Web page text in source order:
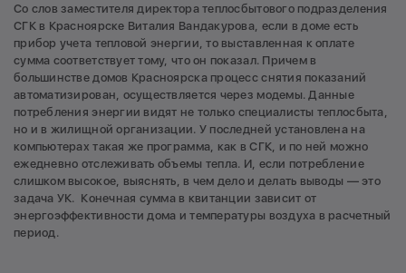
Со слов заместителя директора теплосбытового подразделения
СГК в Красноярске Виталия Вандакурова, если в доме есть
прибор учета тепловой энергии, то выставленная к оплате
сумма соответствует тому, что он показал. Причем в
большинстве домов Красноярска процесс снятия показаний
автоматизирован, осуществляется через модемы. Данные
потребления энергии видят не только специалисты теплосбыта,
но и в жилищной организации. У последней установлена на
компьютерах такая же программа, как в СГК, и по ней можно
ежедневно отслеживать объемы тепла. И, если потребление
слишком высокое, выяснять, в чем дело и делать выводы — это
задача УК. Конечная сумма в квитанции зависит от
энергоэффективности дома и температуры воздуха в расчетный
период.